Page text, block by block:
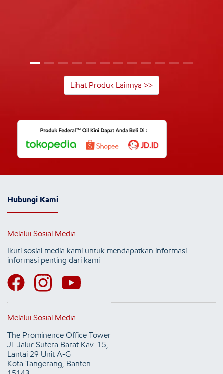
Lihat Produk Lainnya >>
Hubungi Kami
Melalui Sosial Media
Ikuti sosial media kami untuk mendapatkan informasi-
informasi penting dari kami
Melalui Sosial Media
The Prominence Office Tower
Jl. Jalur Sutera Barat Kav. 15,
Lantai 29 Unit A-G
Kota Tangerang, Banten